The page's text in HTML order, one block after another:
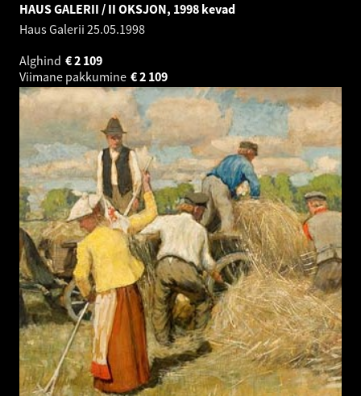
HAUS GALERII / II OKSJON, 1998 kevad
Haus Galerii 25.05.1998
Alghind
2 109
€
Viimane pakkumine
2 109
€